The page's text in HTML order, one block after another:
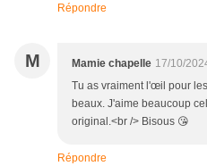
Répondre
M Mamie chapelle 17/10/
Tu as vraiment l'œil pour
beaux. J'aime beaucoup
original.<br /> Bisous 😘
Répondre